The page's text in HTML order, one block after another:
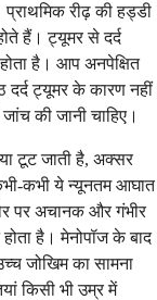
रीढ़ की हड्डी
हैं। ट्यूमर से दर्द
है। आप अनपेक्षित
ट्यूमर के कारण नहीं
की जानी चाहिए।
टूट जाती है, अक्सर
कभी ये न्यूनतम आघात
पर अचानक और गंभीर
है। मेनोपॉज के बाद
जोखिम का सामना
किसी भी उम्र में